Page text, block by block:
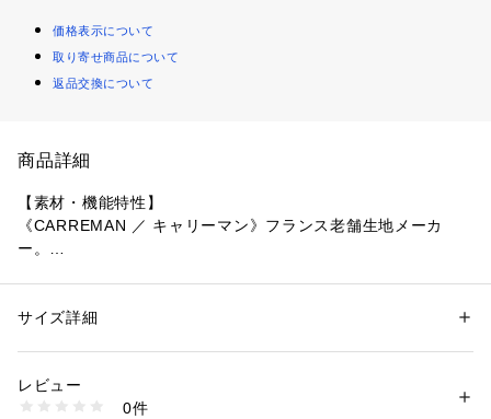
価格表示について
取り寄せ商品について
返品交換について
商品詳細
【素材・機能特性】
《CARREMAN ／ キャリーマン》フランス老舗生地メーカ
ー。
素材の仕上げや、柄の作り方などがよりきれいめで良質な素材
【デザインポイント】
・フロントの着丈を少し長くすることで、着映えするシルエッ
性別：メンズ
素材：表地: ポリエステル66％ レーヨン28％ ポリウレタン6％ 裏地: ポリ
生産国：インドネシア製
1600200008257
サイズ詳細
レビュー
0件